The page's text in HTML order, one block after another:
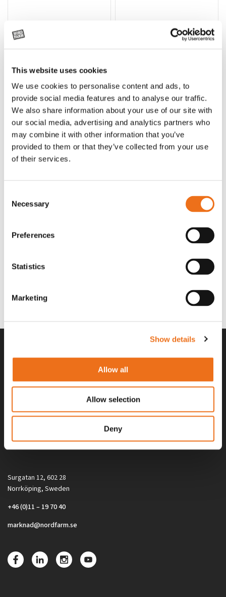
This website uses cookies
We use cookies to personalise content and ads, to
provide social media features and to analyse our traffic.
We also share information about your use of our site with
our social media, advertising and analytics partners who
may combine it with other information that you’ve
provided to them or that they’ve collected from your use
of their services.
Selection
Necessary
Preferences
Statistics
Marketing
Show details
Allow all
Allow selection
Deny
Lägg till i varukorg
Rotor, komplett med slagor
OR80013456G
(ex. moms)
Grön truckknapp
A00220
kr (ex. moms)
Lägg till i varukorg
Rotor teeth 8t/6k 7.5Gr/8 R6/14 Rotor teeth 8t/6k 0Gr/8 R6/14
Alla priser på tillbehör och tillval gäller vid köp av ny maskin. Priserna
gäller inte vid köp av enskild produkt, till exempel
Surgatan 12, 602 28
Norrköping, Sweden
+46 (0)11 – 19 70 40
marknad@nordfarm.se